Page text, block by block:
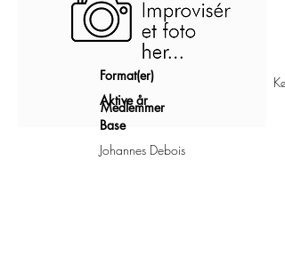
Format(er)
Aktive år
Base
Medlemmer
Johannes Debois